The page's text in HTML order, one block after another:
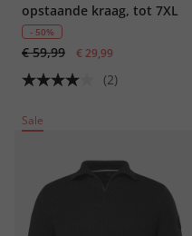
opstaande kraag, tot 7XL
- 50%
€ 59,99 € 29,99
(2)
Sale